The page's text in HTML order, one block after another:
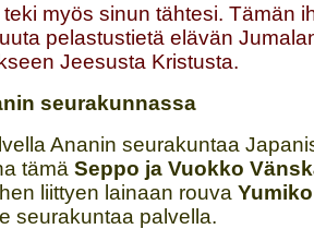
myös sinun tähtesi. Tämän
pelastustietä elävän
Jeesusta Kristusta.
seurakunnassa
Ananin seurakuntaa
tämä Seppo ja Vuokko
liittyen lainaan rouva
seurakuntaa palvella.